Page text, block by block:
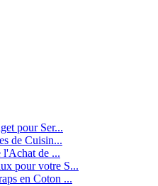
pour Ser...
de Cuisin...
l'Achat de ...
pour votre S...
en Coton ...